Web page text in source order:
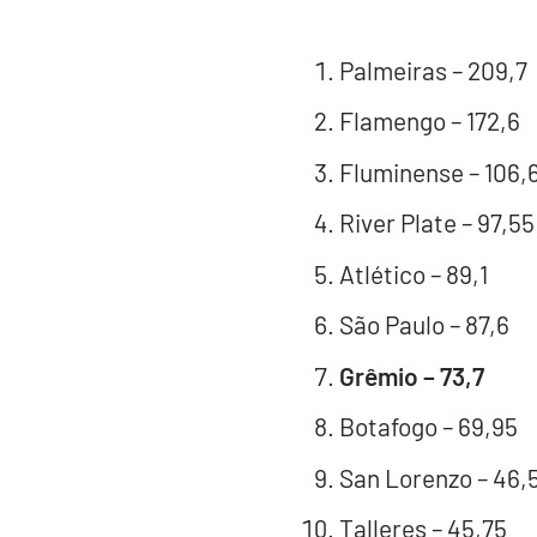
Palmeiras – 209,7
Flamengo – 172,6
Fluminense –
River Plate – 97,55
Atlético – 89,1
São Paulo – 87,6
Grêmio – 73,7
Botafogo – 69,95
San Lorenzo –
Talleres – 45,75